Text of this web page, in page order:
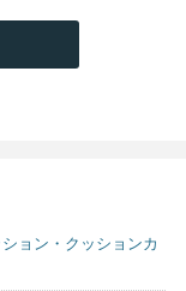
ョン・クッションカ